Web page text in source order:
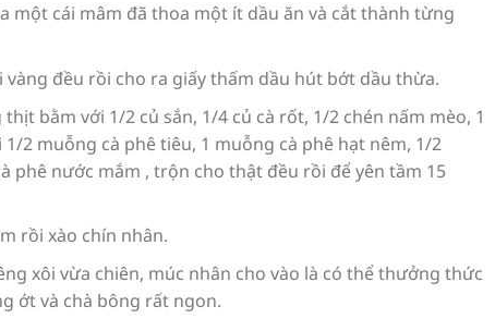
một cái mâm đã thoa một ít dầu ăn và cắt thành từng
vàng đều rồi cho ra giấy thấm dầu hút bớt dầu thừa.
bằm với 1/2 củ sắn, 1/4 củ cà rốt, 1/2 chén nấm mèo, 1
2 muỗng cà phê tiêu, 1 muỗng cà phê hạt nêm, 1/2
phê nước mắm , trộn cho thật đều rồi để yên tầm 15
rồi xào chín nhân.
xôi vừa chiên, múc nhân cho vào là có thể thưởng thức
ớt và chà bông rất ngon.